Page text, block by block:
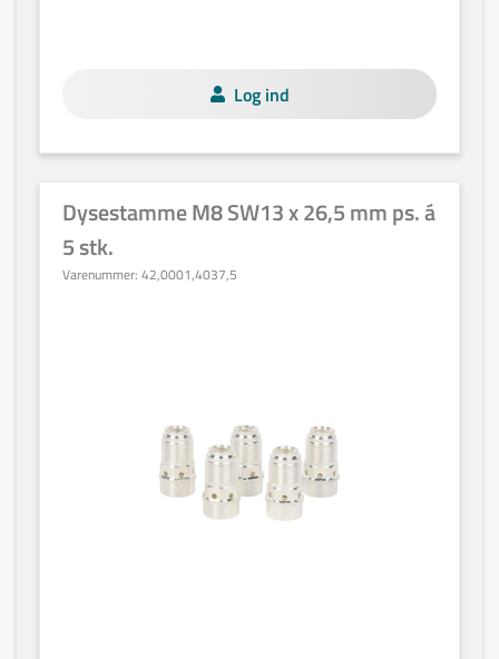
Log ind
Dysestamme M8 SW13 x 26,5 mm ps. á
5 stk.
Varenummer: 42,0001,4037,5